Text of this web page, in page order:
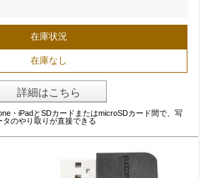
在庫状況
在庫なし
詳細はこちら
・iPadとSDカードまたはmicroSDカード間で、写
のやり取りが直接できる